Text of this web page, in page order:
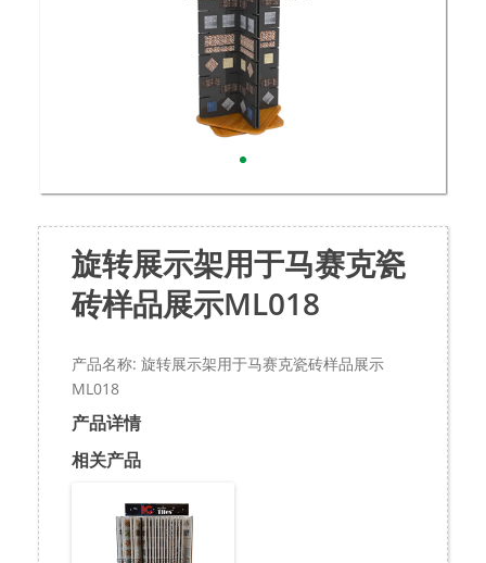
旋转展示架用于马赛克瓷
砖样品展示ML018
产品名称: 旋转展示架用于马赛克瓷砖样品展示
ML018
产品详情
相关产品